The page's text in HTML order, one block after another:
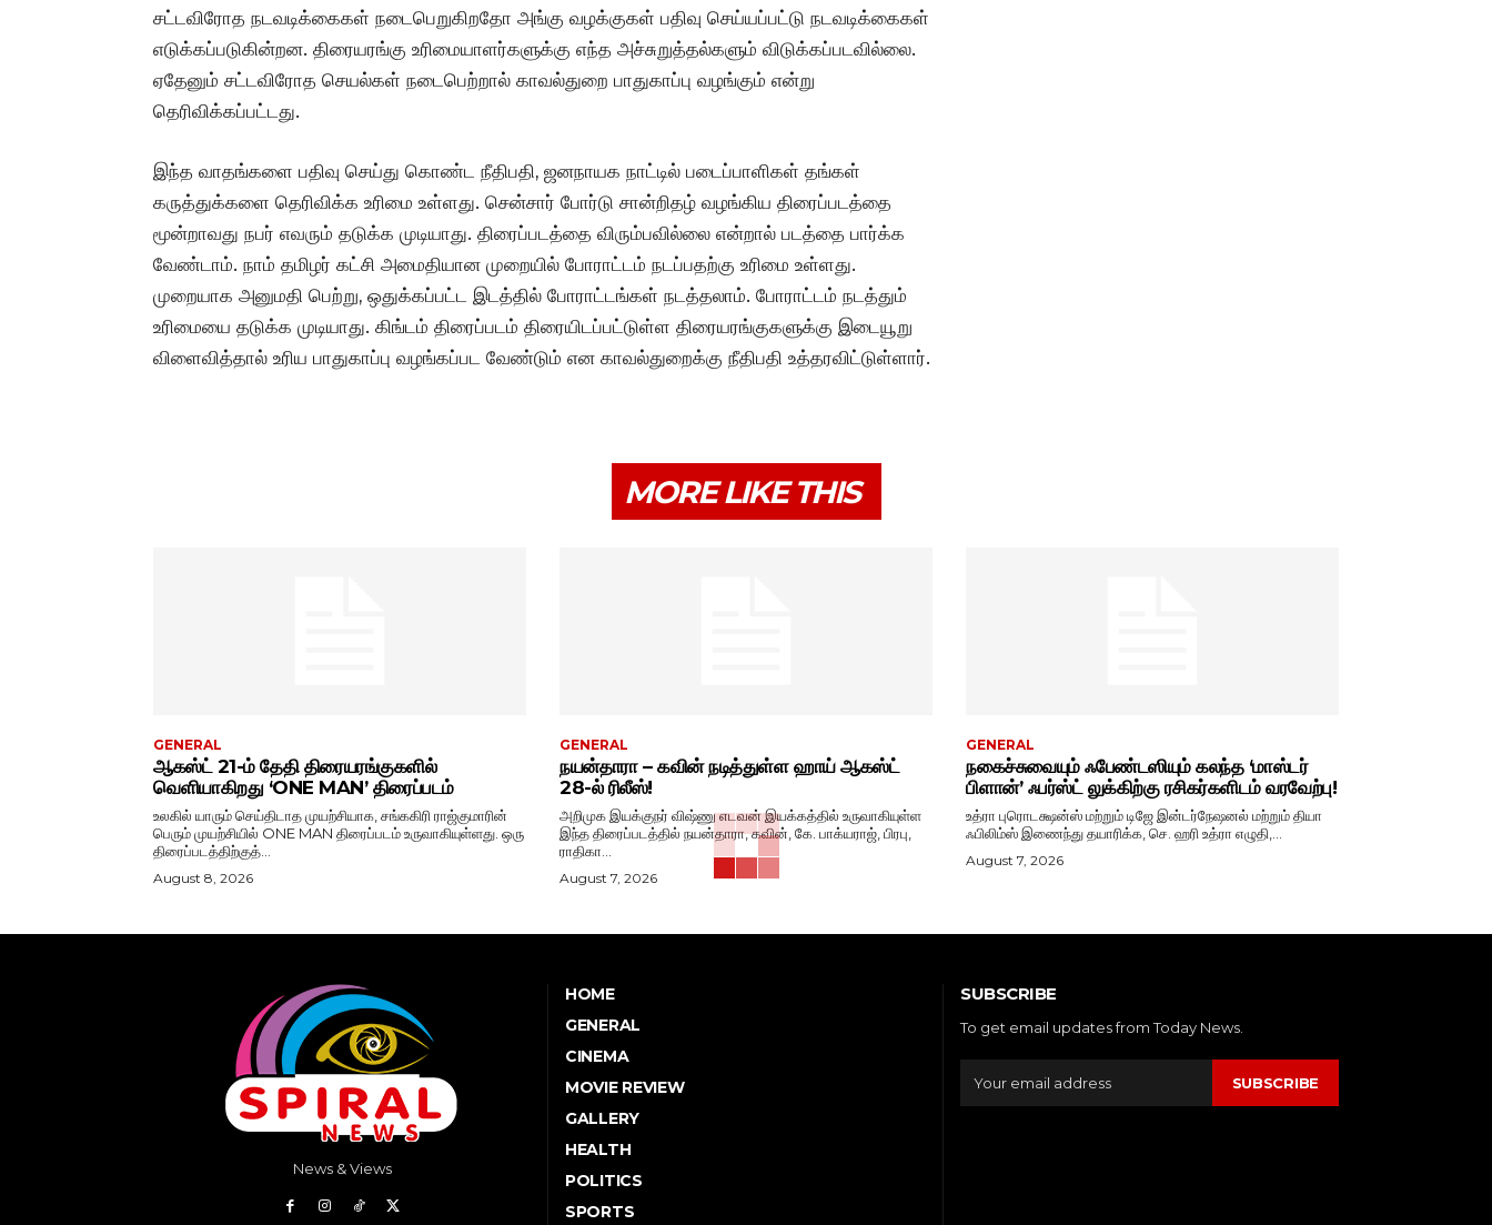
சட்டவிரோத நடவடிக்கைகள் நடைபெறுகிறதோ அங்கு வழக்குகள் பதிவு செய்யப்பட்டு நடவடிக்கைகள்
எடுக்கப்படுகின்றன. திரையரங்கு உரிமையாளர்களுக்கு எந்த அச்சுறுத்தல்களும் விடுக்கப்படவில்லை.
ஏதேனும் சட்டவிரோத செயல்கள் நடைபெற்றால் காவல்துறை பாதுகாப்பு வழங்கும் என்று
தெரிவிக்கப்பட்டது.
இந்த வாதங்களை பதிவு செய்து கொண்ட நீதிபதி, ஜனநாயக நாட்டில் படைப்பாளிகள் தங்கள்
கருத்துக்களை தெரிவிக்க உரிமை உள்ளது. சென்சார் போர்டு சான்றிதழ் வழங்கிய திரைப்படத்தை
மூன்றாவது நபர் எவரும் தடுக்க முடியாது. திரைப்படத்தை விரும்பவில்லை என்றால் படத்தை பார்க்க
வேண்டாம். நாம் தமிழர் கட்சி அமைதியான முறையில் போராட்டம் நடப்பதற்கு உரிமை உள்ளது.
முறையாக அனுமதி பெற்று, ஒதுக்கப்பட்ட இடத்தில் போராட்டங்கள் நடத்தலாம். போராட்டம் நடத்தும்
உரிமையை தடுக்க முடியாது. கிங்டம் திரைப்படம் திரையிடப்பட்டுள்ள திரையரங்குகளுக்கு இடையூறு
விளைவித்தால் உரிய பாதுகாப்பு வழங்கப்பட வேண்டும் என காவல்துறைக்கு நீதிபதி உத்தரவிட்டுள்ளார்.
MORE LIKE THIS
GENERAL
ஆகஸ்ட் 21-ம் தேதி திரையரங்குகளில்
வெளியாகிறது ‘ONE MAN’ திரைப்படம்
உலகில் யாரும் செய்திடாத முயற்சியாக, சங்ககிரி ராஜ்குமாரின்
பெரும் முயற்சியில் ONE MAN திரைப்படம் உருவாகியுள்ளது. ஒரு
திரைப்படத்திற்குத்...
August 8, 2026
GENERAL
நயன்தாரா – கவின் நடித்துள்ள ஹாய் ஆகஸ்ட்
28-ல் ரிலீஸ்!
அறிமுக இயக்குநர் விஷ்ணு எடவன் இயக்கத்தில் உருவாகியுள்ள
இந்த திரைப்படத்தில் நயன்தாரா, கவின், கே. பாக்யராஜ், பிரபு,
ராதிகா...
August 7, 2026
GENERAL
நகைச்சுவையும் ஃபேண்டஸியும் கலந்த ‘மாஸ்டர்
பிளான்’ ஃபர்ஸ்ட் லுக்கிற்கு ரசிகர்களிடம் வரவேற்பு!
உத்ரா புரொடக்ஷன்ஸ் மற்றும் டிஜே இன்டர்நேஷனல் மற்றும் தியா
ஃபிலிம்ஸ் இணைந்து தயாரிக்க, செ. ஹரி உத்ரா எழுதி,...
August 7, 2026
News & Views
HOME
GENERAL
CINEMA
MOVIE REVIEW
GALLERY
HEALTH
POLITICS
SPORTS
SUBSCRIBE
To get email updates from Today News.
SUBSCRIBE